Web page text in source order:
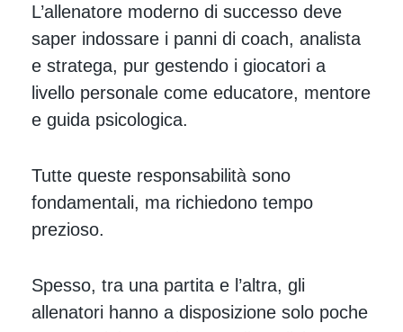
L’allenatore moderno di successo deve
saper indossare i panni di coach, analista
e stratega, pur gestendo i giocatori a
livello personale come educatore, mentore
e guida psicologica.
Tutte queste responsabilità sono
fondamentali, ma richiedono tempo
prezioso.
Spesso, tra una partita e l’altra, gli
allenatori hanno a disposizione solo poche